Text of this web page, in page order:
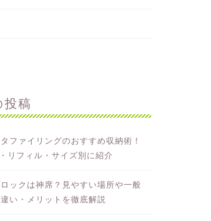
投稿
ファイリングのおすすめ収納術！
リフィル・サイズ別に紹介
ックは神席？見やすい場所や一般
い・メリットを徹底解説